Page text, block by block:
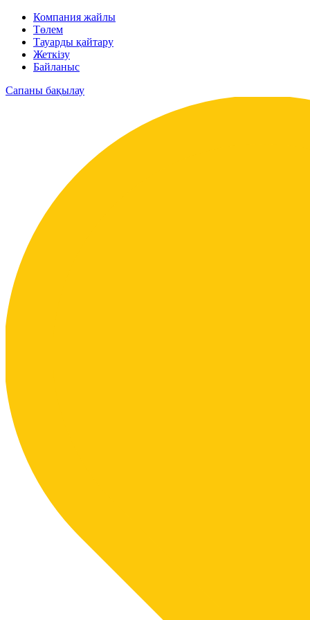
Компания жайлы
Төлем
Тауарды қайтару
Жеткізу
Байланыс
Сапаны бақылау